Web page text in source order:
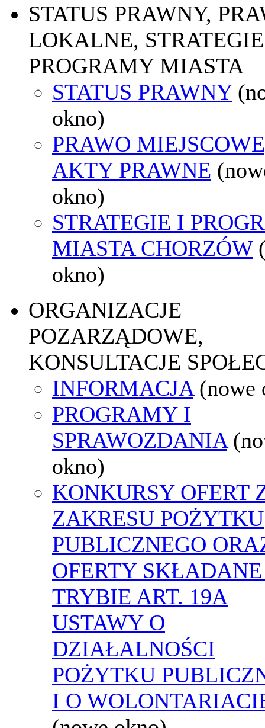
STATUS PRAWNY,
LOKALNE,
PROGRAMY MIASTA
STATUS PRAWNY
okno)
PRAWO
AKTY PRAWNE
okno)
STRATEGIE I
MIASTA CHORZÓW
okno)
ORGANIZACJE
POZARZĄDOWE,
KONSULTACJE
INFORMACJA (nowe
PROGRAMY I
SPRAWOZDANIA
okno)
KONKURSY OFERT
ZAKRESU POŻYTKU
PUBLICZNEGO
OFERTY
TRYBIE ART. 19A
USTAWY O
DZIAŁALNOŚCI
POŻYTKU
I O